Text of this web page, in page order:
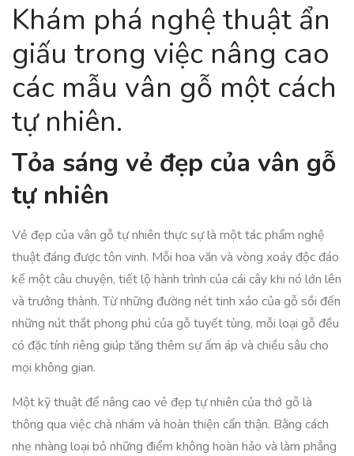
Khám phá nghệ thuật ẩn
giấu trong việc nâng cao
các mẫu vân gỗ một cách
tự nhiên.
Tỏa sáng vẻ đẹp của vân gỗ
tự nhiên
Vẻ đẹp của vân gỗ tự nhiên thực sự là một tác phẩm nghệ
thuật đáng được tôn vinh. Mỗi hoa văn và vòng xoáy độc đáo
kể một câu chuyện, tiết lộ hành trình của cái cây khi nó lớn lên
và trưởng thành. Từ những đường nét tinh xảo của gỗ sồi đến
những nút thắt phong phú của gỗ tuyết tùng, mỗi loại gỗ đều
có đặc tính riêng giúp tăng thêm sự ấm áp và chiều sâu cho
mọi không gian.
Một kỹ thuật để nâng cao vẻ đẹp tự nhiên của thớ gỗ là
thông qua việc chà nhám và hoàn thiện cẩn thận. Bằng cách
nhẹ nhàng loại bỏ những điểm không hoàn hảo và làm phẳng